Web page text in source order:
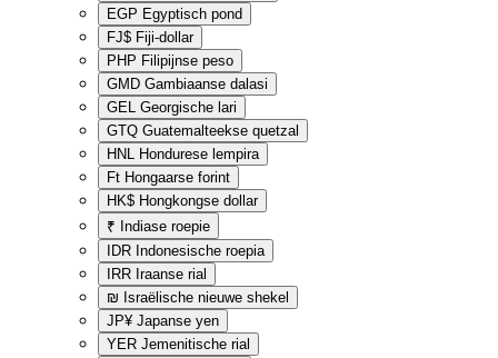
EGP Egyptisch pond
FJ$ Fiji-dollar
PHP Filipijnse peso
GMD Gambiaanse dalasi
GEL Georgische lari
GTQ Guatemalteekse quetzal
HNL Hondurese lempira
Ft Hongaarse forint
HK$ Hongkongse dollar
₹ Indiase roepie
IDR Indonesische roepia
IRR Iraanse rial
₪ Israëlische nieuwe shekel
JP¥ Japanse yen
YER Jemenitische rial